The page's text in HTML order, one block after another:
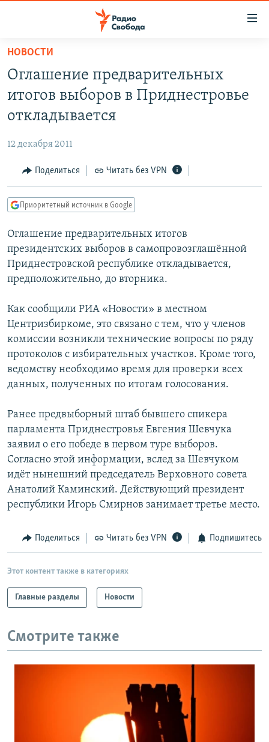
упрощенного
доступа
основному
Вернутся
Вернутся
поиску
АВТОРСКИЕ ПРОЕКТЫ
МНЕНИЯ
КУЛЬТУРА
КАВКАЗ.РЕАЛИИ
СЕВЕР.РЕАЛИИ
СИБИРЬ.РЕАЛИИ
РАСПИСАНИЕ ВЕЩАНИЯ
ПОДПИШИТЕСЬ НА РАССЫЛКУ
Все сайты РСЕ/РС
НОВОСТИ
Оглашение предварительных
итогов выборов в Приднестровье
откладывается
12 декабря 2011
Поделиться Читать без VPN
Приоритетный источник в Google
Оглашение предварительных итогов
президентских выборов в самопровозглашённой
Приднестровской республике откладывается,
предположительно, до вторника.
Как сообщили РИА «Новости» в местном
Центризбиркоме, это связано с тем, что у членов
комиссии возникли технические вопросы по ряду
протоколов с избирательных участков. Кроме того,
ведомству необходимо время для проверки всех
данных, полученных по итогам голосования.
Ранее предвыборный штаб бывшего спикера
парламента Приднестровья Евгения Шевчука
заявил о его победе в первом туре выборов.
Согласно этой информации, вслед за Шевчуком
идёт нынешний председатель Верховного совета
Анатолий Каминский. Действующий президент
республики Игорь Смирнов занимает третье место.
Поделиться Читать без VPN Подпишитесь
Этот контент также в категориях
Главные разделы Новости
Смотрите также